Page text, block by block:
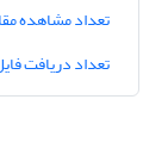
تعداد مشاهده
تعداد دریافت